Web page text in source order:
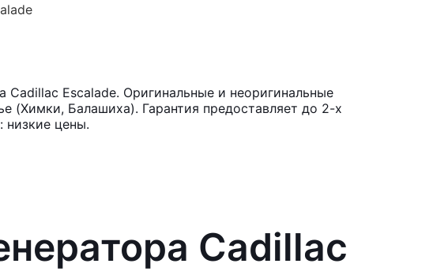
Escalade. Оригинальные и неоригинальные
(Химки, Балашиха). Гарантия предоставляет до 2-х
низкие цены.
Cadillac